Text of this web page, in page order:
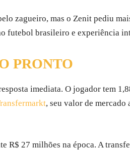
zagueiro, mas o Zenit pediu
futebol brasileiro e experiência
PRONTO
imediata. O jogador tem
, seu valor de mercado
R$ 27 milhões na época. A